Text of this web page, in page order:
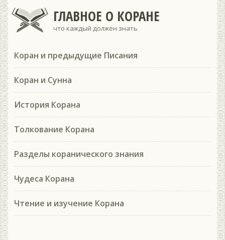
ГЛАВНОЕ О КОРАНЕ
что каждый должен знать
Коран и предыдущие Писания
Коран и Сунна
История Корана
Толкование Корана
Разделы коранического знания
Чудеса Корана
Чтение и изучение Корана